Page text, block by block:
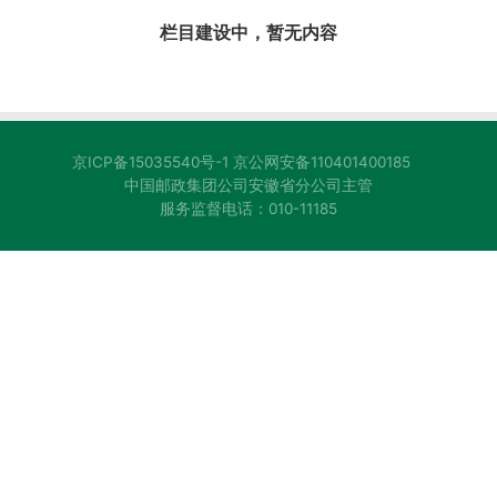
栏目建设中，暂无内容
京ICP备15035540号-1 京公网安备110401400185
中国邮政集团公司安徽省分公司主管
服务监督电话：010-11185